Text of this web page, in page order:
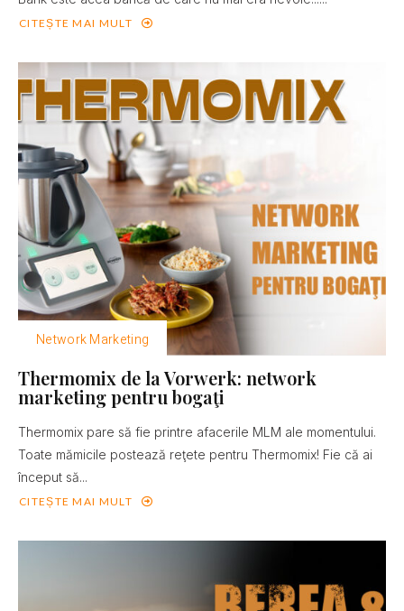
CITEȘTE MAI MULT
Network Marketing
Thermomix de la Vorwerk: network
marketing pentru bogaţi
Thermomix pare să fie printre afacerile MLM ale momentului.
Toate mămicile postează reţete pentru Thermomix! Fie că ai
început să...
CITEȘTE MAI MULT